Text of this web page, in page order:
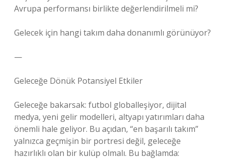
Avrupa performansı birlikte değerlendirilmeli mi?
Gelecek için hangi takım daha donanımlı görünüyor?
—
Geleceğe Dönük Potansiyel Etkiler
Geleceğe bakarsak: futbol globalleşiyor, dijital
medya, yeni gelir modelleri, altyapı yatırımları daha
önemli hale geliyor. Bu açıdan, “en başarılı takım”
yalnızca geçmişin bir portresi değil, geleceğe
hazırlıklı olan bir kulüp olmalı. Bu bağlamda: